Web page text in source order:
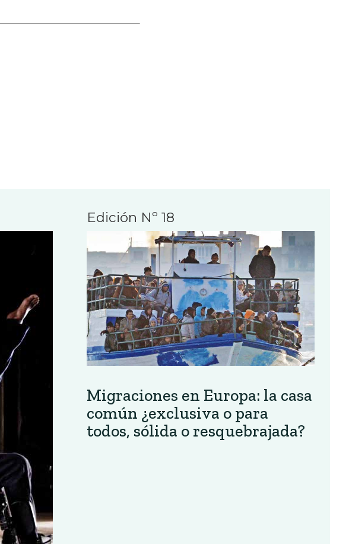
Edición Nº 18
Migraciones en Europa: la casa
común ¿exclusiva o para
todos, sólida o resquebrajada?